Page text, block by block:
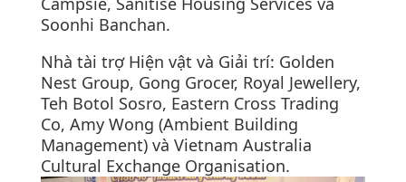
Soonhi Banchan.
Nhà tài trợ Hiện vật và Giải trí: Golden
Nest Group, Gong Grocer, Royal Jewellery,
Teh Botol Sosro, Eastern Cross Trading
Co, Amy Wong (Ambient Building
Management) và Vietnam Australia
Cultural Exchange Organisation.